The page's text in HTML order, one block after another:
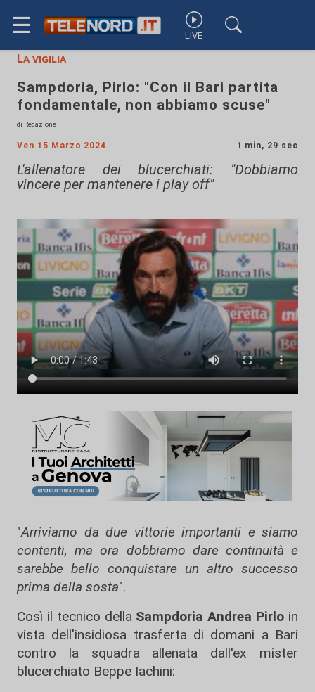
☰ LIVE
La vigilia
Sampdoria, Pirlo: "Con il Bari partita
fondamentale, non abbiamo scuse"
di Redazione
Ven 15 Marzo 2024 1 min, 29 sec
L'allenatore dei blucerchiati: "Dobbiamo
vincere per mantenere i play off"
"Arriviamo da due vittorie importanti e siamo
contenti, ma ora dobbiamo dare continuità e
sarebbe bello conquistare un altro successo
prima della sosta".
Così il tecnico della Sampdoria Andrea Pirlo in
vista dell'insidiosa trasferta di domani a Bari
contro la squadra allenata dall'ex mister
blucerchiato Beppe Iachini: